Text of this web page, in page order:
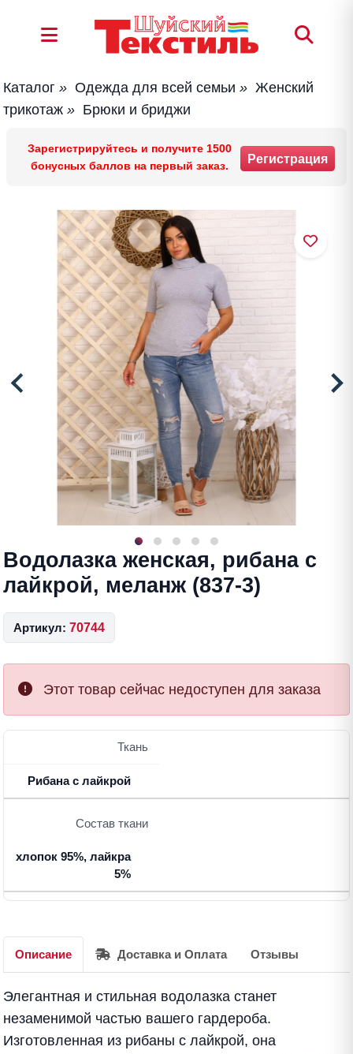
Каталог » Одежда для всей семьи » Женский
трикотаж » Брюки и бриджи
Зарегистрируйтесь и получите 1500
бонусных баллов на первый заказ.
Регистрация
Водолазка женская, рибана с
лайкрой, меланж (837-3)
Артикул: 70744
Этот товар сейчас недоступен для заказа
Ткань
Рибана с лайкрой
Состав ткани
хлопок 95%, лайкра
5%
Описание Доставка и Оплата Отзывы
Элегантная и стильная водолазка станет
незаменимой частью вашего гардероба.
Изготовленная из рибаны с лайкрой, она